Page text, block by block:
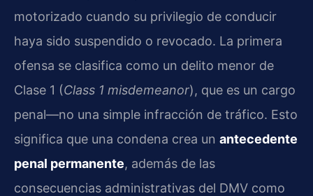
motorizado cuando su privilegio de conducir
haya sido suspendido o revocado. La primera
ofensa se clasifica como un delito menor de
Clase 1 (Class 1 misdemeanor), que es un cargo
penal—no una simple infracción de tráfico. Esto
significa que una condena crea un antecedente
penal permanente, además de las
consecuencias administrativas del DMV como